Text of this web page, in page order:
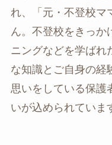
れ、「元・不登校マ
ん。不登校をきっか
ニングなどを学ばれ
な知識とご自身の経
思いをしている保護
いが込められていま